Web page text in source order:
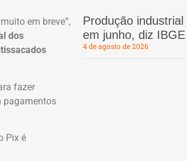
em breve”,
dos
fazer
pagamentos
Pix é
Produção
em junho, diz IBGE
4 de agosto de 2026